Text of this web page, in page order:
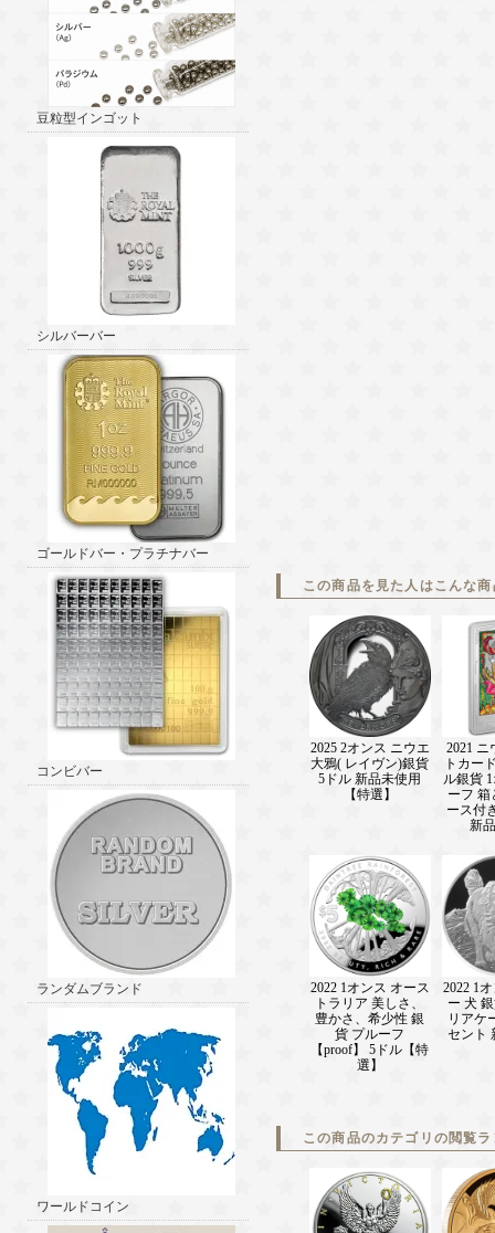
豆粒型インゴット
シルバーバー
ゴールドバー・プラチナバー
コンビバー
ランダムブランド
ワールドコイン
この商品を見た人はこんな
2025 2オンス ニウエ
大鴉( レイヴン)銀貨
5ドル 新品未使用
【特選】
2021 ニ
トカー
ル銀貨
ーフ 箱
ース付
新
2022 1オンス オース
トラリア 美しさ、
豊かさ、希少性 銀
貨 プルーフ
【proof】 5ドル【特
選】
2022 1
ー 犬
リアケ
セント
この商品のカテゴリの閲覧